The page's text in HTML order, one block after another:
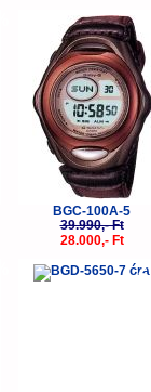
-
BGC-100A-5
39.990,- Ft
28.000,- Ft
-